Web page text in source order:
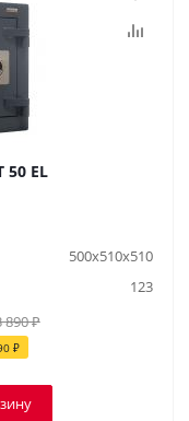
50 EL
500х510х510
123
890₽
₽